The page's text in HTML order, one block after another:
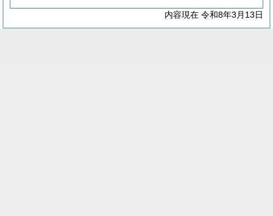
内容現在 令和8年3月13日